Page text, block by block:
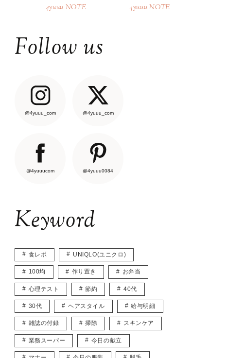
4yuuu NOTE 4yuuu NOTE
Follow us
@4yuuu_com @4yuuu_com
@4yuuucom @4yuuu0084
Keyword
食レポ UNIQLO(ユニクロ)
100均 作り置き お弁当
心理テスト 節約 40代
30代 ヘアスタイル 給与明細
雑誌の付録 掃除 スキンケア
業務スーパー 今日の献立